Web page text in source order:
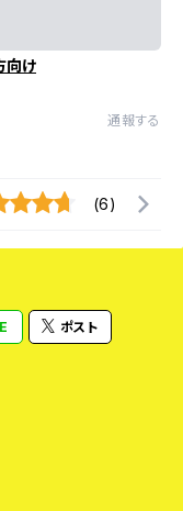
向け
通報する
(6)
ポスト